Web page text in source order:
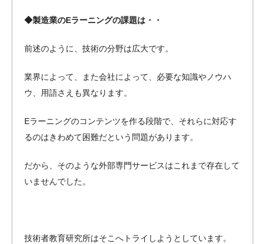
◆製造業のEラーニングの課題は・・
前述のように、技術の分野は広大です。
業界によって、また会社によって、必要な知識やノウハ
ウ、用語さえも異なります。
Eラーニングのコンテンツを作る段階で、それらに対応す
るのはきわめて困難だという問題があります。
だから、そのような外部専門サービスはこれまで存在して
いませんでした。
技術者教育研究所はそこへトライしようとしています。